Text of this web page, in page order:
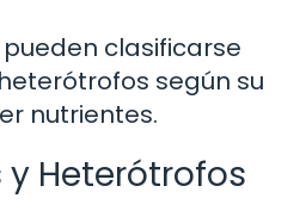
clasificarse
según su
nutrientes.
y Heterótrofos